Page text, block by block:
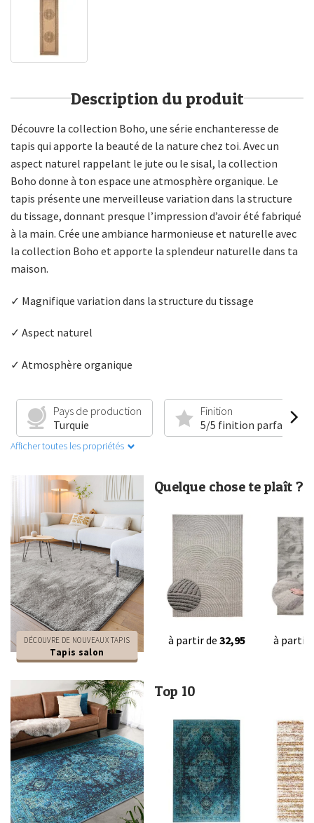
Description du produit
Découvre la collection Boho, une série enchanteresse de
tapis qui apporte la beauté de la nature chez toi. Avec un
aspect naturel rappelant le jute ou le sisal, la collection
Boho donne à ton espace une atmosphère organique. Le
tapis présente une merveilleuse variation dans la structure
du tissage, donnant presque l’impression d’avoir été fabriqué
à la main. Crée une ambiance harmonieuse et naturelle avec
la collection Boho et apporte la splendeur naturelle dans ta
maison.
✓ Magnifique variation dans la structure du tissage
✓ Aspect naturel
✓ Atmosphère organique
Pays de production
Turquie
Finition
5/5 finition parfaite
Afficher toutes les propriétés
DÉCOUVRE DE NOUVEAUX TAPIS
Tapis salon
Quelque chose te plaît ?
à partir de 32,95 à partir
Top 10